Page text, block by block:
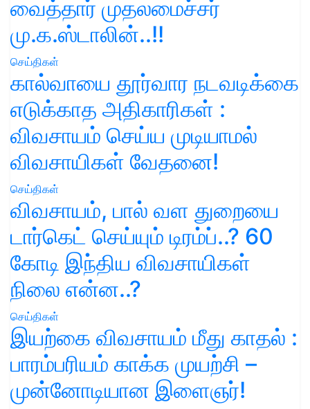
வைத்தார் முதலமைச்சர்
மு.க.ஸ்டாலின்..!!
செய்திகள்
கால்வாயை தூர்வார நடவடிக்கை
எடுக்காத அதிகாரிகள் :
விவசாயம் செய்ய முடியாமல்
விவசாயிகள் வேதனை!
செய்திகள்
விவசாயம், பால் வள துறையை
டார்கெட் செய்யும் டிரம்ப்..? 60
கோடி இந்திய விவசாயிகள்
நிலை என்ன..?
செய்திகள்
இயற்கை விவசாயம் மீது காதல் :
பாரம்பரியம் காக்க முயற்சி –
முன்னோடியான இளைஞர்!